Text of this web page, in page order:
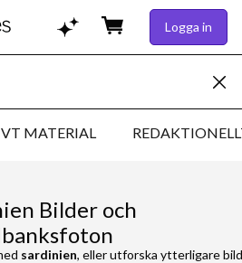
Logga in
MATERIAL
Bilder och
sardinien, eller utforska ytterligare